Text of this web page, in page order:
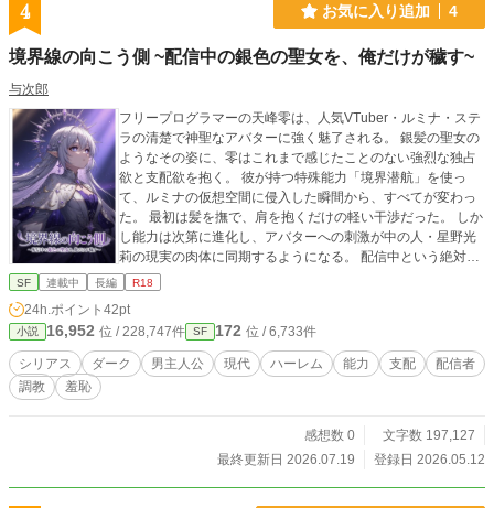
4 お気に入り追加 4
境界線の向こう側 ~配信中の銀色の聖女を、俺だけが穢す~
与次郎
フリープログラマーの天峰零は、人気VTuber・ルミナ・ステ
ラの清楚で神聖なアバターに強く魅了される。 銀髪の聖女の
ようなその姿に、零はこれまで感じたことのない強烈な独占
欲と支配欲を抱く。 彼が持つ特殊能力「境界潜航」を使っ
て、ルミナの仮想空間に侵入した瞬間から、すべてが変わっ
た。 最初は髪を撫で、肩を抱くだけの軽い干渉だった。 しか
し能力は次第に進化し、アバターへの刺激が中の人・星野光
莉の現実の肉体に同期するようになる。 配信中という絶対的
な制約の中で、光莉は誰にも助けを求められず、身体を弄ば
ずつ、しかし確実に崩れ落ち——。 銀色の聖女と黒髪の少
女。 二つの存在の境界が溶け合い、零の冷徹な支配の下で、
彼女たちは徐々に「俺だけのもの」へと変わっていく。 「俺
だけが、お前を穢す」
SF 連載中 長編 R18
24h.ポイント 42pt
小説 16,952 位 / 228,747件 SF 172 位 / 6,733件
シリアス ダーク 男主人公 現代 ハーレム 能力 支配
配信者
調教
羞恥
感想数 0
文字数 197,127
最終更新日 2026.07.19
登録日 2026.05.12